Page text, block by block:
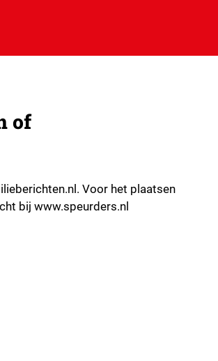
of
Voor het plaatsen
bij www.speurders.nl